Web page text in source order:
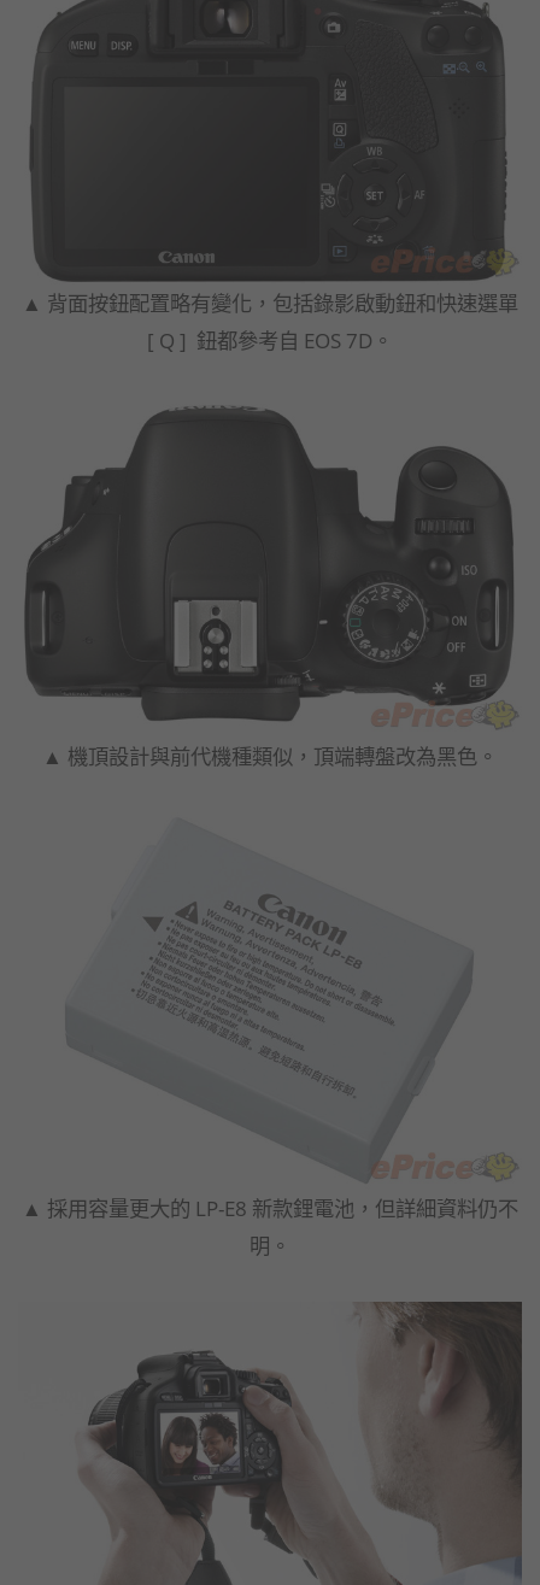
▲ 背面按鈕配置略有變化，包括錄影啟動鈕和快速選單
[ Q ] 鈕都參考自 EOS 7D。
▲ 機頂設計與前代機種類似，頂端轉盤改為黑色。
▲ 採用容量更大的 LP-E8 新款鋰電池，但詳細資料仍不
明。